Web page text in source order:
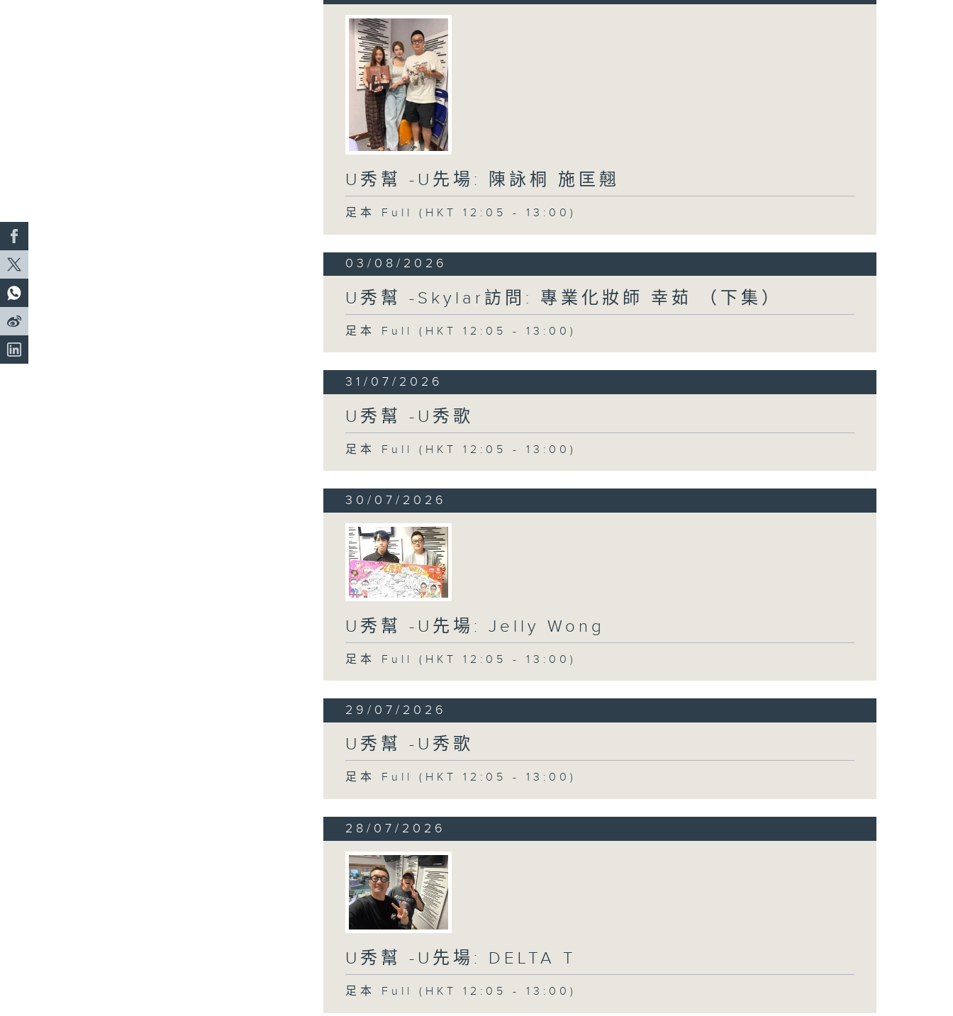
U秀幫 -U先場: 陳詠桐 施匡翹
足本 Full (HKT 12:05 - 13:00)
03/08/2026
U秀幫 -Skylar訪問: 專業化妝師 幸茹 （下集）
足本 Full (HKT 12:05 - 13:00)
31/07/2026
U秀幫 -U秀歌
足本 Full (HKT 12:05 - 13:00)
30/07/2026
U秀幫 -U先場: Jelly Wong
足本 Full (HKT 12:05 - 13:00)
29/07/2026
U秀幫 -U秀歌
足本 Full (HKT 12:05 - 13:00)
28/07/2026
U秀幫 -U先場: DELTA T
足本 Full (HKT 12:05 - 13:00)